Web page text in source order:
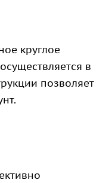
круглое
в
позволяет